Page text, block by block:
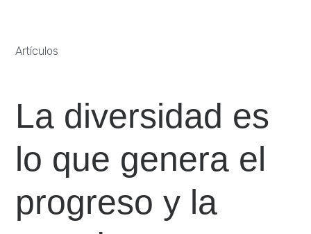
Artículos
La diversidad es
lo que genera el
progreso y la